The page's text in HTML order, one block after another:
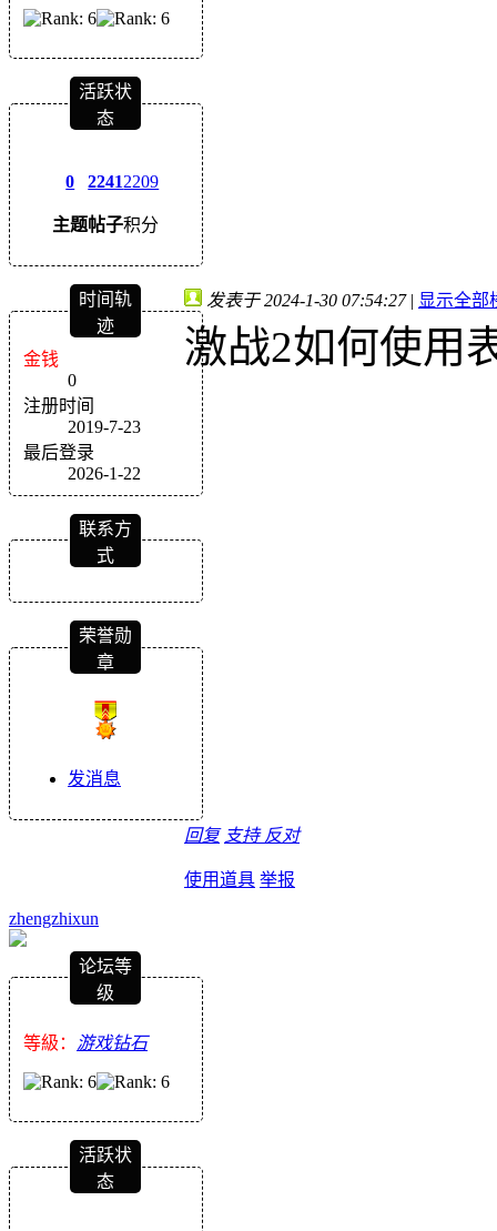
活跃状
态
0
主题
2241
帖子
2209
积分
时间轨
迹
金钱
0
注册时间
2019-7-23
最后登录
2026-1-22
联系方
式
荣誉勋
章
发消息
发表于 2024-1-30 07:54:27 | 显示全部
激战2如何使用
回复 支持 反对
使用道具 举报
zhengzhixun
论坛等
级
等級： 游戏钻石
活跃状
态